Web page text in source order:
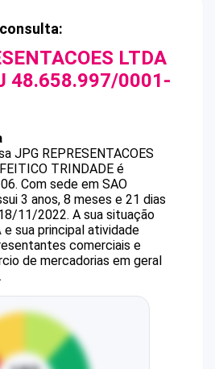
LTDA
48.658.997/0001-
JPG REPRESENTACOES
TRINDADE é
. Com sede em SAO
3 anos, 8 meses e 21 dias
11/2022. A sua situação
e sua principal atividade
comerciais e
de mercadorias em geral